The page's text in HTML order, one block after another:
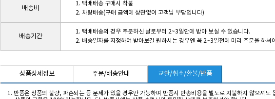
배송비
1. 택배배송 구매시 착불
2. 차량배송(구매 금액에 상관없이 고객님 부담입니다)
배송기간
1. 택배배송의 경우 주문하신 날로부터 2~3일안에 받아 보실 수 있습니다.
2. 배송일자를 지정하여 받아보길 원하시는 경우엔 꼭 2~3일전에 미리 주문을 하셔
상품상세정보 주문/배송안내 교환/취소/환불/반품
1. 반품은 상품의 불량, 파손되는 등 문제가 있을 경우만 가능하며 반품시 반송비용을 별도로 지불하지 않으셔도